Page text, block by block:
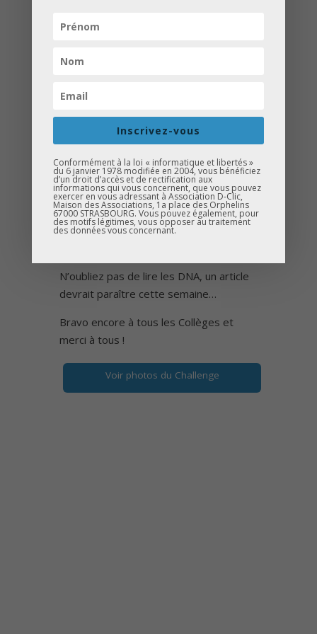
Merci au groupe Tdo Crew (Fan page),
pour la Paëlla Géante,
Merci à Act’In pour les réalisations
vidéos.
Merci à toutes les personnes présentes
(collèges, parents, entreprises, etc.).
Merci aux bénévoles.
Merci à tous pour votre participation et
N’oubliez pas de lire les DNA, un article
devrait paraître cette semaine…
Bravo encore à tous les Collèges et
merci à tous !
Voir photos du Challenge
Inscrivez-vous
Conformément à la loi « informatique et libertés »
du 6 janvier 1978 modifiée en 2004, vous bénéficiez
d’un droit d’accès et de rectification aux
informations qui vous concernent, que vous pouvez
exercer en vous adressant à Association D-Clic,
Maison des Associations, 1a place des Orphelins
67000 STRASBOURG. Vous pouvez également, pour
des motifs légitimes, vous opposer au traitement
des données vous concernant.